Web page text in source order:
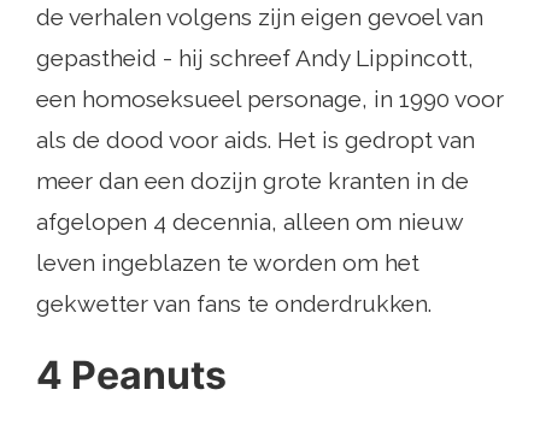
de verhalen volgens zijn eigen gevoel van
gepastheid - hij schreef Andy Lippincott,
een homoseksueel personage, in 1990 voor
als de dood voor aids. Het is gedropt van
meer dan een dozijn grote kranten in de
afgelopen 4 decennia, alleen om nieuw
leven ingeblazen te worden om het
gekwetter van fans te onderdrukken.
4 Peanuts